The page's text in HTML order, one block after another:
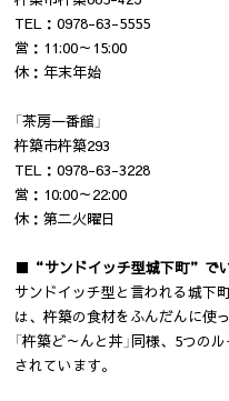
TEL：0978-63-5555
営：11:00～15:00
休：年末年始
「茶房一番館」
杵築市杵築293
TEL：0978-63-3228
営：10:00～22:00
休：第二火曜日
■“サンドイッチ型城下町”で
サンドイッチ型と言われる城下
は、杵築の食材をふんだんに使
「杵築ど～んと丼」同様、5つの
されています。